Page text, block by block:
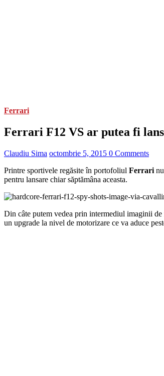
Ferrari
Ferrari F12 VS ar putea fi
Claudiu Sima octombrie 5, 2015 0 Comments
Printre sportivele regăsite în portofoliul Ferrari
pentru lansare chiar săptămâna aceasta.
Din câte putem vedea prin intermediul imaginii
un upgrade la nivel de motorizare ce va aduce